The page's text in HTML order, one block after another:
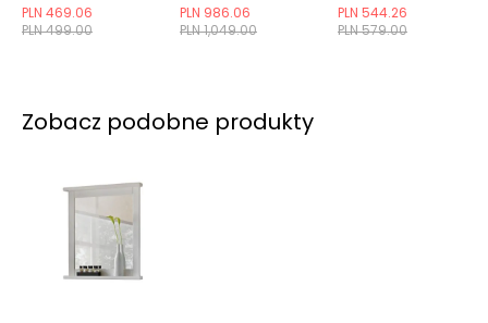
PLN 499.00
PLN 469.06
PLN 1,049.00
PLN 986.06
PLN 579.00
PLN 544.26
Zobacz podobne produkty